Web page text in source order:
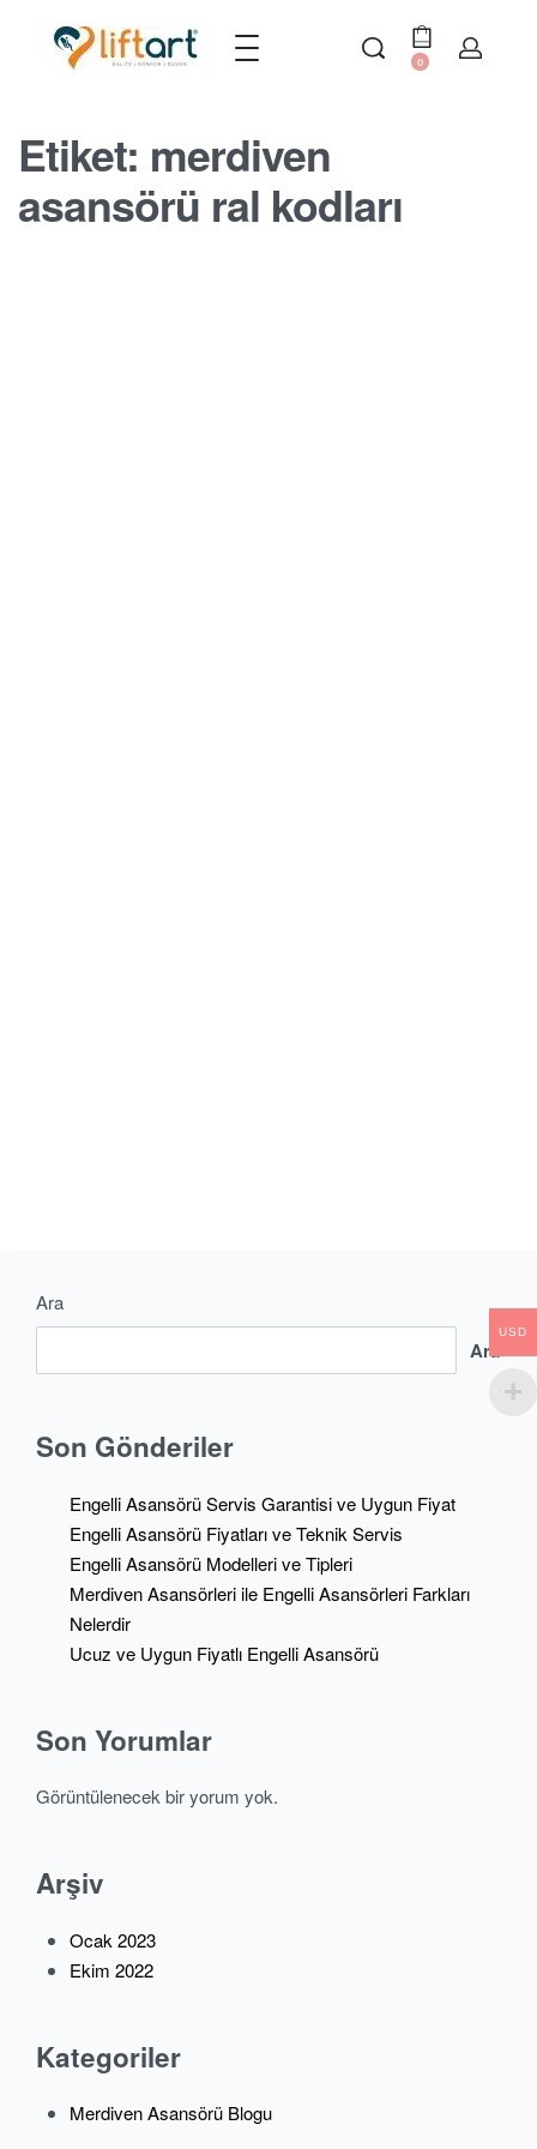
0
Etiket: merdiven
asansörü ral kodları
Ara
Ara
Son Gönderiler
Engelli Asansörü Servis Garantisi ve Uygun Fiyat
Engelli Asansörü Fiyatları ve Teknik Servis
Engelli Asansörü Modelleri ve Tipleri
Merdiven Asansörleri ile Engelli Asansörleri Farkları
Nelerdir
Ucuz ve Uygun Fiyatlı Engelli Asansörü
Son Yorumlar
Görüntülenecek bir yorum yok.
Arşiv
Ocak 2023
Ekim 2022
Kategoriler
Merdiven Asansörü Blogu
USD